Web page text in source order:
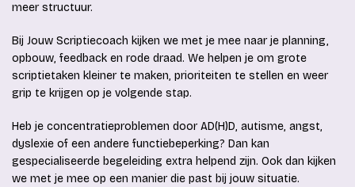
meer structuur.
Bij Jouw Scriptiecoach kijken we met je mee naar je planning,
opbouw, feedback en rode draad. We helpen je om grote
scriptietaken kleiner te maken, prioriteiten te stellen en weer
grip te krijgen op je volgende stap.
Heb je concentratieproblemen door AD(H)D, autisme, angst,
dyslexie of een andere functiebeperking? Dan kan
gespecialiseerde begeleiding extra helpend zijn. Ook dan kijken
we met je mee op een manier die past bij jouw situatie.